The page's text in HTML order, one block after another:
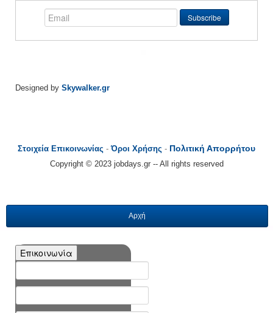
Designed by Skywalker.gr
Στοιχεία Επικοινωνίας -Όροι Χρήσης - Πολιτική Απορρήτου
Copyright © 2023 jobdays.gr -- All rights reserved
Αρχή